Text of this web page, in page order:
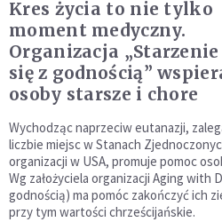
Kres życia to nie tylko
moment medyczny.
Organizacja „Starzenie
się z godnością”
osoby starsze i chore
Wychodząc naprzeciw eutanazji,
liczbie miejsc w Stanach
organizacji w USA, promuje pomoc
Wg założyciela organizacji Aging with
godnością) ma pomóc zakończyć ich
przy tym wartości chrześcijańskie.